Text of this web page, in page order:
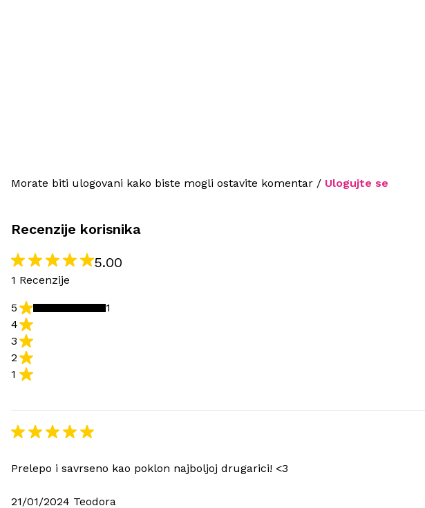
Morate biti ulogovani kako biste mogli ostavite komentar / Ulogujte se
Recenzije korisnika
5.00
1 Recenzije
1
2
3
4
5 1
Prelepo i savrseno kao poklon najboljoj drugarici! <3
21/01/2024 Teodora